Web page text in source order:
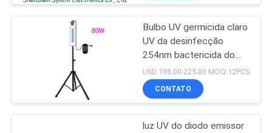
Bulbo UV germicida claro
UV da desinfecção
254nm bactericida do
esterilizador UV-c
portátil
USD 198.00-225.00 MOQ:12PCS
CONTATO
luz UV do diodo emissor